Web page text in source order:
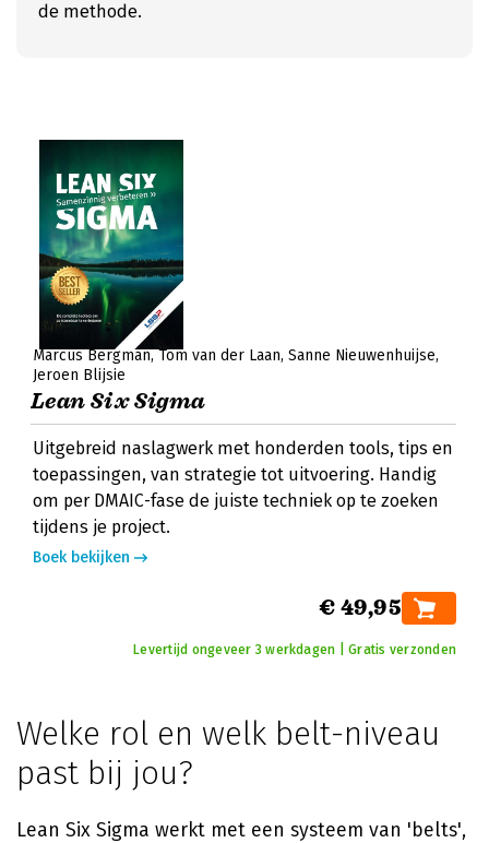
de methode.
Marcus Bergman Tom van der Laan Sanne Nieuwenhuijse
Jeroen Blijsie
Lean Six Sigma
Uitgebreid naslagwerk met honderden tools, tips en
toepassingen, van strategie tot uitvoering. Handig
om per DMAIC-fase de juiste techniek op te zoeken
tijdens je project.
Boek bekijken
€ 49,95
Levertijd ongeveer 3 werkdagen | Gratis verzonden
Welke rol en welk belt-niveau
past bij jou?
Lean Six Sigma werkt met een systeem van 'belts',